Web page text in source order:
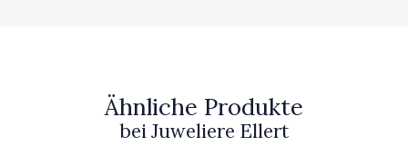
Ähnliche Produkte
bei Juweliere Ellert